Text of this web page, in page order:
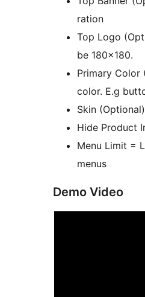
ration
Top Logo
be 180×180.
Primary Color
color. E.g
Skin
Hide Product
Menu Limit =
menus
Demo Video